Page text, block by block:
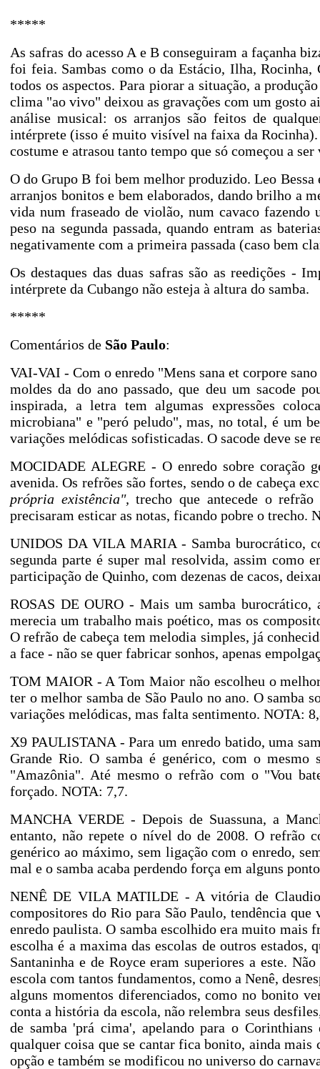
*****
As safras do acesso A e B conseguiram a façanha
foi feia. Sambas como o da Estácio, Ilha, Rocinha,
todos os aspectos. Para piorar a situação, a
clima "ao vivo" deixou as gravações com um gosto
análise musical: os arranjos são feitos de
intérprete (isso é muito visível na faixa da
costume e atrasou tanto tempo que só começou a
O do Grupo B foi bem melhor produzido. Leo
arranjos bonitos e bem elaborados, dando brilho a
vida num fraseado de violão, num cavaco
peso na segunda passada, quando entram as
negativamente com a primeira passada (caso bem
Os destaques das duas safras são as reedições -
intérprete da Cubango não esteja à altura do samba.
*****
Comentários de São Paulo:
VAI-VAI - Com o enredo "Mens sana et corpore
moldes da do ano passado, que deu um sacode
inspirada, a letra tem algumas expressões
microbiana" e "peró peludo", mas, no total, é um
variações melódicas sofisticadas. O sacode deve se
MOCIDADE ALEGRE - O enredo sobre coração
avenida. Os refrões são fortes, sendo o de cabeça
própria existência",trecho que antecede o
precisaram esticar as notas, ficando pobre o trecho.
UNIDOS DA VILA MARIA - Samba burocrático,
segunda parte é super mal resolvida, assim como
participação de Quinho, com dezenas de cacos,
ROSAS DE OURO - Mais um samba
merecia um trabalho mais poético, mas os
O refrão de cabeça tem melodia simples, já
a face - não se quer fabricar sonhos, apenas
TOM MAIOR - A Tom Maior não escolheu o
ter o melhor samba de São Paulo no ano. O samba
variações melódicas, mas falta sentimento. NOTA:
X9 PAULISTANA - Para um enredo batido, uma
Grande Rio. O samba é genérico, com o mesmo
"Amazônia". Até mesmo o refrão com o "Vou
forçado. NOTA: 7,7.
MANCHA VERDE - Depois de Suassuna, a
entanto, não repete o nível do de 2008. O refrão
genérico ao máximo, sem ligação com o enredo,
mal e o samba acaba perdendo força em alguns
NENÊ DE VILA MATILDE - A vitória de
compositores do Rio para São Paulo, tendência que
enredo paulista. O samba escolhido era muito mais
escolha é a maxima das escolas de outros estados,
Santaninha e de Royce eram superiores a este.
escola com tantos fundamentos, como a Nenê,
alguns momentos diferenciados, como no bonito
conta a história da escola, não relembra seus
de samba 'prá cima', apelando para o
qualquer coisa que se cantar fica bonito, ainda
opção e também se modificou no universo do